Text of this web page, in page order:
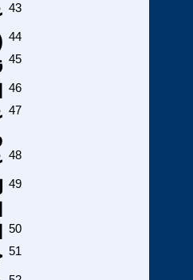
43
44
45
46
47
48
49
50
51